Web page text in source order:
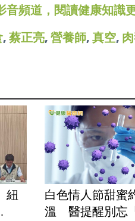
音頻道，閱讀健康知識
, 蔡正亮, 營養師, 真空,
紐
白色情人節甜蜜
溫 醫提醒別忘